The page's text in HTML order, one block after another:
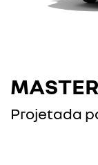
Projetada